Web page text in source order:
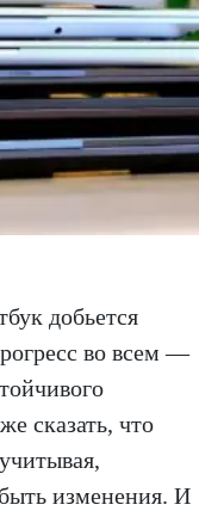
добьется
во всем —
сказать, что
изменения. И